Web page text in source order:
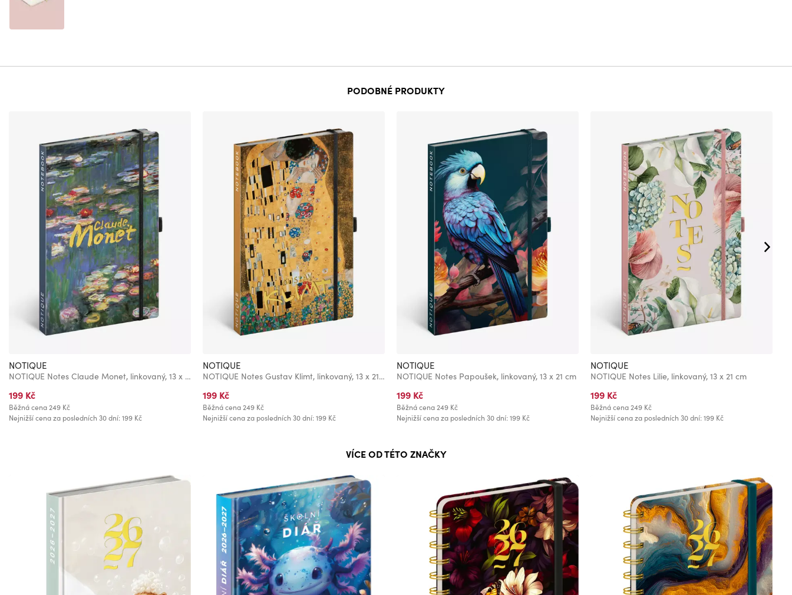
PODOBNÉ PRODUKTY
NOTIQUE
NOTIQUE Notes Claude Monet, linkovaný, 13 x 21 cm
199 Kč
Běžná cena249 Kč
Nejnižší cena za posledních 30 dní: 199 Kč
NOTIQUE
NOTIQUE Notes Gustav Klimt, linkovaný, 13 x 21 cm
199 Kč
Běžná cena249 Kč
Nejnižší cena za posledních 30 dní: 199 Kč
NOTIQUE
NOTIQUE Notes Papoušek, linkovaný, 13 x 21 cm
199 Kč
Běžná cena249 Kč
Nejnižší cena za posledních 30 dní: 199 Kč
NOTIQUE
NOTIQUE Notes Lilie, linkovaný, 13 x 21 cm
199 Kč
Běžná cena249 Kč
Nejnižší cena za posledních 30 dní: 199 Kč
VÍCE OD TÉTO ZNAČKY